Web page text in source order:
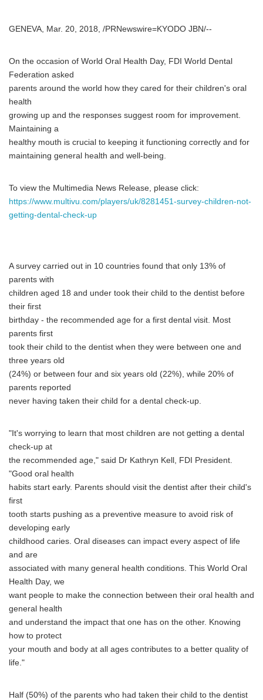
GENEVA, Mar. 20, 2018, /PRNewswire=KYODO JBN/--
On the occasion of World Oral Health Day, FDI World Dental
Federation asked
parents around the world how they cared for their children's oral
health
growing up and the responses suggest room for improvement.
Maintaining a
healthy mouth is crucial to keeping it functioning correctly and for
maintaining general health and well-being.
To view the Multimedia News Release, please click:
https://www.multivu.com/players/uk/8281451-survey-children-not-
getting-dental-check-up
A survey carried out in 10 countries found that only 13% of
parents with
children aged 18 and under took their child to the dentist before
their first
birthday - the recommended age for a first dental visit. Most
parents first
took their child to the dentist when they were between one and
three years old
(24%) or between four and six years old (22%), while 20% of
parents reported
never having taken their child for a dental check-up.
"It's worrying to learn that most children are not getting a dental
check-up at
the recommended age," said Dr Kathryn Kell, FDI President.
"Good oral health
habits start early. Parents should visit the dentist after their child's
first
tooth starts pushing as a preventive measure to avoid risk of
developing early
childhood caries. Oral diseases can impact every aspect of life
and are
associated with many general health conditions. This World Oral
Health Day, we
want people to make the connection between their oral health and
general health
and understand the impact that one has on the other. Knowing
how to protect
your mouth and body at all ages contributes to a better quality of
life."
Half (50%) of the parents who had taken their child to the dentist